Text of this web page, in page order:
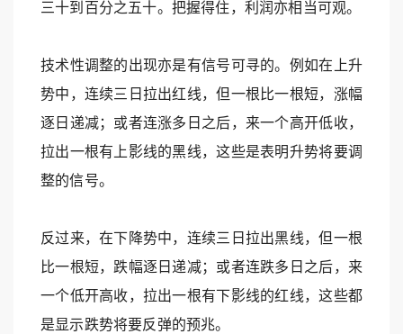
三十到百分之五十。把握得住，利润亦相当可观。
技术性调整的出现亦是有信号可寻的。例如在上升
势中，连续三日拉出红线，但一根比一根短，涨幅
逐日递减；或者连涨多日之后，来一个高开低收，
拉出一根有上影线的黑线，这些是表明升势将要调
整的信号。
反过来，在下降势中，连续三日拉出黑线，但一根
比一根短，跌幅逐日递减；或者连跌多日之后，来
一个低开高收，拉出一根有下影线的红线，这些都
是显示跌势将要反弹的预兆。